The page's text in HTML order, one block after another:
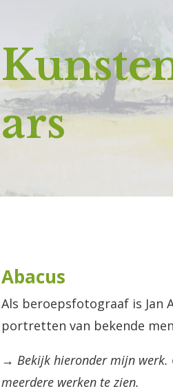
ars
Abacus
Als beroepsfotograaf is Jan
portretten van bekende
→ Bekijk hieronder mijn werk.
meerdere werken te zien.